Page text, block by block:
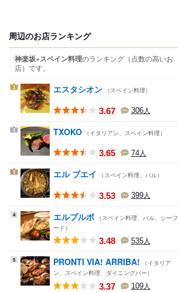
周辺のお店ランキング
神楽坂×スペイン料理のランキング （点数の高いお
店） です。
1 エスタシオン （スペイン料理）
3.67 306人
2 TXOKO （イタリアン、スペイン料理）
3.65 74人
3 エル ブエイ （スペイン料理、バル）
3.53 399人
4 エルプルポ （スペイン料理、バル、シーフ
ード）
3.48 535人
5 PRONTI VIA! ARRIBA!
（イタリア
ン、スペイン料理、ダイニングバー）
3.37 109人